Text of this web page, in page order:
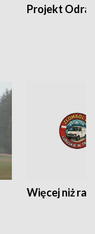
Projekt Odra
Więcej niż rajd